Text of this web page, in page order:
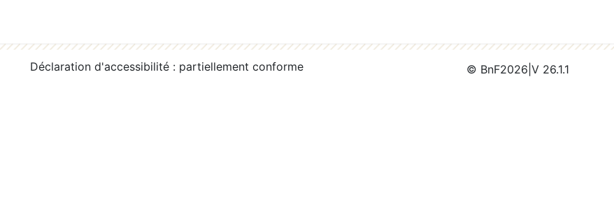
Déclaration d'accessibilité : partiellement conforme © BnF2026 V 26.1.1